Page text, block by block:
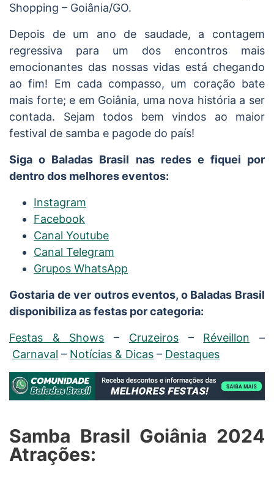
Shopping – Goiânia/GO.
Depois de um ano de saudade, a contagem
regressiva para um dos encontros mais
emocionantes das nossas vidas está chegando
ao fim! Em cada compasso, um coração bate
mais forte; e em Goiânia, uma nova história a ser
contada. Sejam todos bem vindos ao maior
festival de samba e pagode do país!
Siga o Baladas Brasil nas redes e fiquei por
dentro dos melhores eventos:
Instagram
Facebook
Canal Youtube
Canal Telegram
Grupos WhatsApp
Gostaria de ver outros eventos, o Baladas Brasil
disponibiliza as festas por categoria:
Festas & Shows – Cruzeiros– Réveillon –
Carnaval – Notícias & Dicas – Destaques
Samba Brasil Goiânia 2024
Atrações: